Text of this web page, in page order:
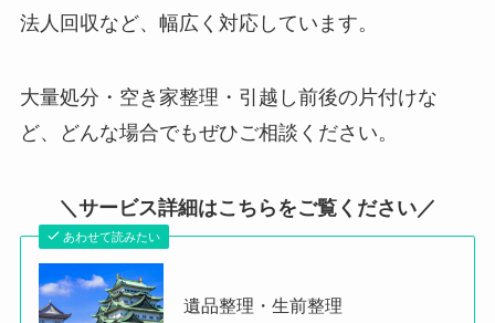
法人回収など、幅広く対応しています。
大量処分・空き家整理・引越し前後の片付けな
ど、どんな場合でもぜひご相談ください。
＼サービス詳細はこちらをご覧ください／
あわせて読みたい
遺品整理・生前整理